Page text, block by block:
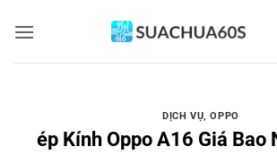
qua
DỊCH VỤ,OPPO
ép Kính Oppo A16 Giá Bao